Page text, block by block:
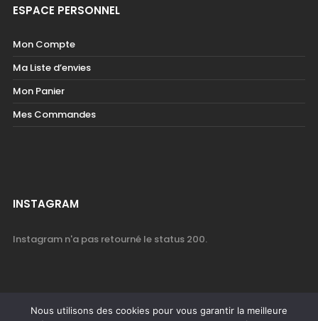
ESPACE PERSONNEL
Mon Compte
Ma Liste d’envies
Mon Panier
Mes Commandes
INSTAGRAM
Instagram n'a pas retourné le status 200.
Nous utilisons des cookies pour vous garantir la meilleure